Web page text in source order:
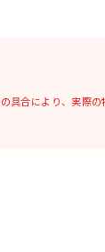
具合により、実際